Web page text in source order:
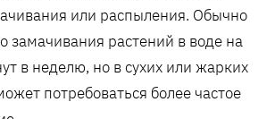
или распыления. Обычно
замачивания растений в воде на
в неделю, но в сухих или жарких
потребоваться более частое